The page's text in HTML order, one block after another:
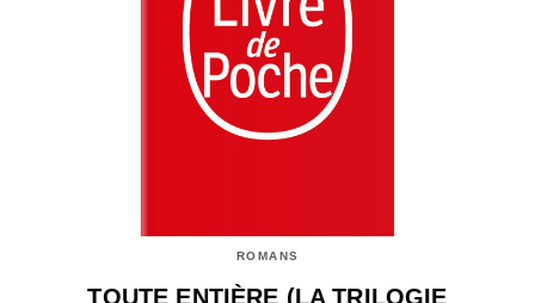
ROMANS
TOUTE ENTIÈRE (LA TRILOGIE